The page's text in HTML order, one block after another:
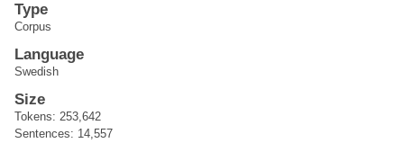
Type
Corpus
Language
Swedish
Size
Tokens: 253,642
Sentences: 14,557